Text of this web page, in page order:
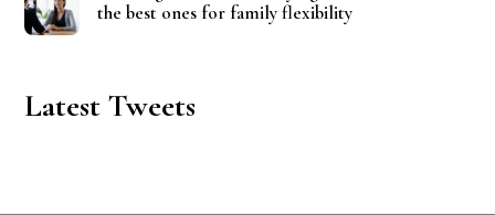
the best ones for family flexibility
Latest Tweets